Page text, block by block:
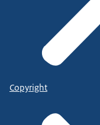
Copyright